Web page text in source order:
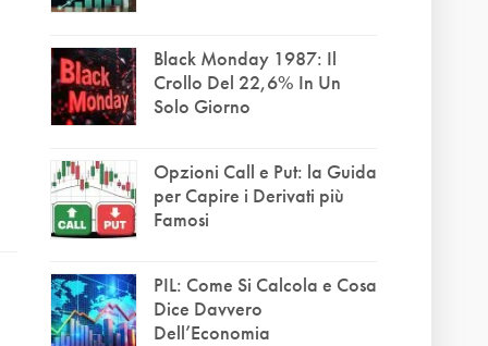
Black Monday 1987: Il
Crollo Del 22,6% In Un
Solo Giorno
Opzioni Call e Put: la Guida
per Capire i Derivati più
Famosi
PIL: Come Si Calcola e Cosa
Dice Davvero
Dell’Economia